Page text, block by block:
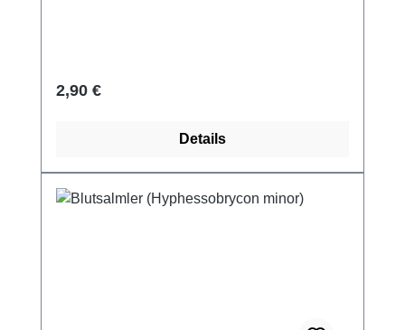
Regulärer Preis:
2,90 €
Details